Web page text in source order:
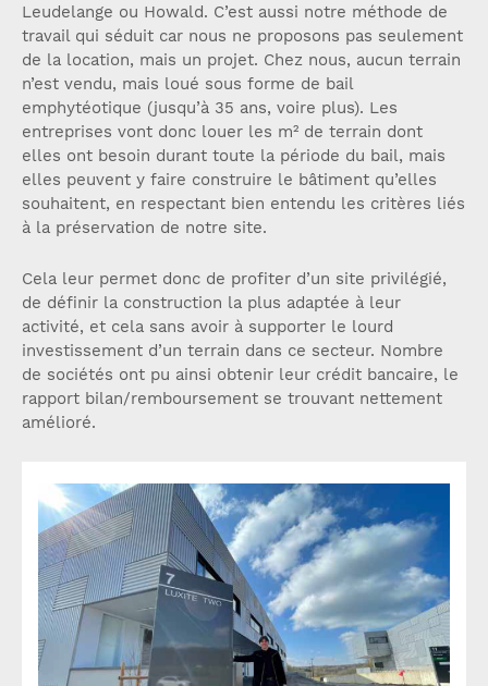
Leudelange ou Howald. C’est aussi notre méthode de
travail qui séduit car nous ne proposons pas seulement
de la location, mais un projet. Chez nous, aucun terrain
n’est vendu, mais loué sous forme de bail
emphytéotique (jusqu’à 35 ans, voire plus). Les
entreprises vont donc louer les m² de terrain dont
elles ont besoin durant toute la période du bail, mais
elles peuvent y faire construire le bâtiment qu’elles
souhaitent, en respectant bien entendu les critères liés
à la préservation de notre site.
Cela leur permet donc de profiter d’un site privilégié,
de définir la construction la plus adaptée à leur
activité, et cela sans avoir à supporter le lourd
investissement d’un terrain dans ce secteur. Nombre
de sociétés ont pu ainsi obtenir leur crédit bancaire, le
rapport bilan/remboursement se trouvant nettement
amélioré.